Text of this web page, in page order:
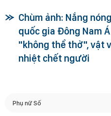
Chùm ảnh: Nắng
quốc gia Đông Nam
"không thể thở", vật
nhiệt chết người
Phụ nữ Số